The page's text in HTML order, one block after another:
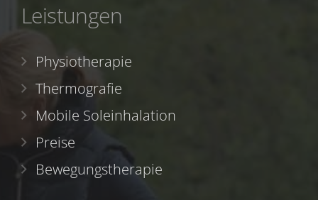
Leistungen
Physiotherapie
Thermografie
Mobile Soleinhalation
Preise
Bewegungstherapie